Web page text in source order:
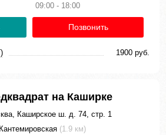
09:00 - 18:00
Позвонить
1900 руб.
на Каширке
Каширское ш. д. 74, стр. 1
Кантемировская (1.9 км)